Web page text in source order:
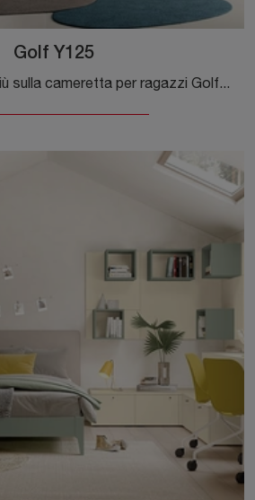
Golf Y125
Clicca e scopri di più sulla cameretta per ragazzi Golf Y125! Le Camerette componibili Colombini Casa ti attendono.